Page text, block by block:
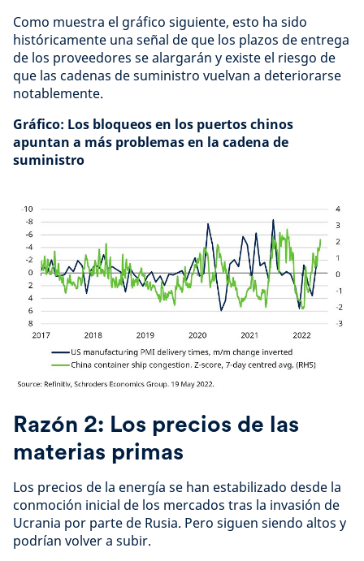
Como muestra el gráfico siguiente, esto ha sido
históricamente una señal de que los plazos de entrega
de los proveedores se alargarán y existe el riesgo de
que las cadenas de suministro vuelvan a deteriorarse
notablemente.
Gráfico: Los bloqueos en los puertos chinos
apuntan a más problemas en la cadena de
suministro
Razón 2: Los precios de las
materias primas
Los precios de la energía se han estabilizado desde la
conmoción inicial de los mercados tras la invasión de
Ucrania por parte de Rusia. Pero siguen siendo altos y
podrían volver a subir.